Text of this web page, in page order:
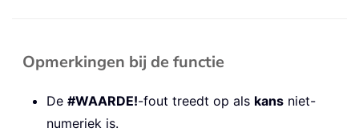
Opmerkingen bij de functie
De #WAARDE!-fout treedt op als kans niet-
numeriek is.